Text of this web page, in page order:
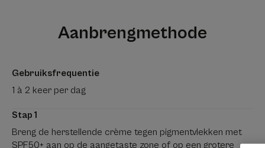
Aanbrengmethode
Gebruiksfrequentie
1 à 2 keer per dag
Stap 1
Breng de herstellende crème tegen pigmentvlekken met
SPF50+ aan op de aangetaste zone of op een grotere